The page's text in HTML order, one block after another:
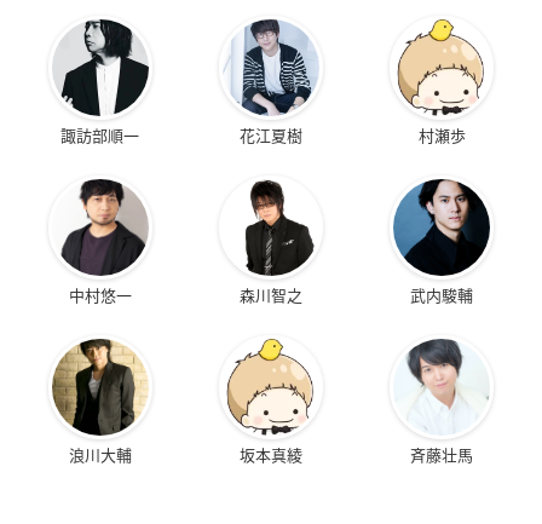
諏訪部順一 花江夏樹 村瀬歩
中村悠一 森川智之 武内駿輔
浪川大輔 坂本真綾 斉藤壮馬